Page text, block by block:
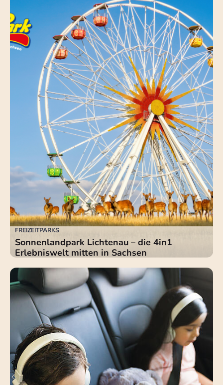
FREIZEITPARKS
Sonnenlandpark Lichtenau – die 4in1
Erlebniswelt mitten in Sachsen